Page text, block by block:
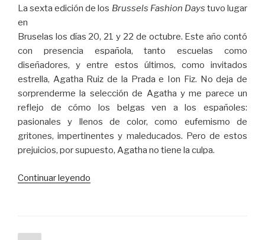
2017”
La sexta edición de los Brussels Fashion Days tuvo lugar
en
Bruselas los días 20, 21 y 22 de octubre. Este año contó
con presencia española, tanto escuelas como
diseñadores, y entre estos últimos, como invitados
estrella, Agatha Ruiz de la Prada e Ion Fiz. No deja de
sorprenderme la selección de Agatha y me parece un
reflejo de cómo los belgas ven a los españoles:
pasionales y llenos de color, como eufemismo de
gritones, impertinentes y maleducados. Pero de estos
prejuicios, por supuesto, Agatha no tiene la culpa.
Continuar leyendo